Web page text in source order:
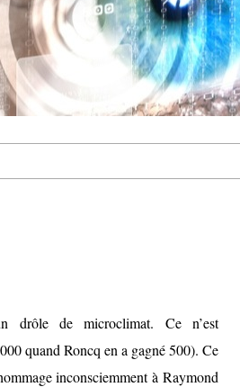
drôle de microclimat. Ce n’est
quand Roncq en a gagné 500). Ce
inconsciemment à Raymond